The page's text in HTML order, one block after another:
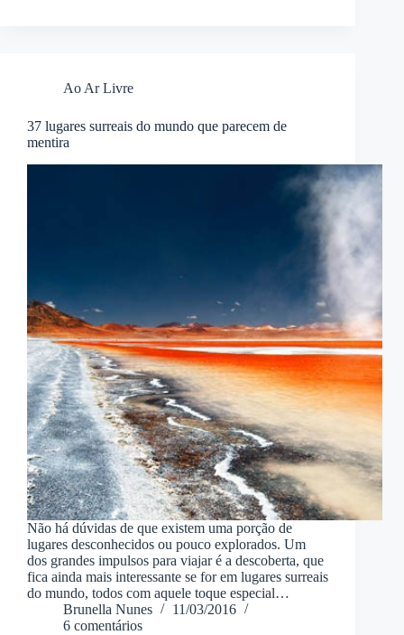
Ao Ar Livre
37 lugares surreais do mundo que parecem de
mentira
Não há dúvidas de que existem uma porção de
lugares desconhecidos ou pouco explorados. Um
dos grandes impulsos para viajar é a descoberta, que
fica ainda mais interessante se for em lugares surreais
do mundo, todos com aquele toque especial…
Brunella Nunes
11/03/2016
6 comentários